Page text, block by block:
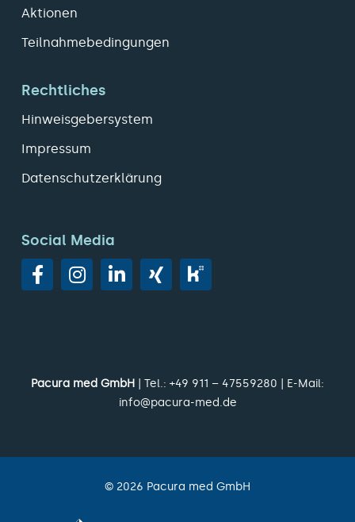
Aktionen
Teilnahmebedingungen
Rechtliches
Hinweisgebersystem
Impressum
Datenschutzerklärung
Social Media
Pacura med GmbH | Tel.: +49 911 – 47559280 | E-Mail:
info@pacura-med.de
© 2026 Pacura med GmbH